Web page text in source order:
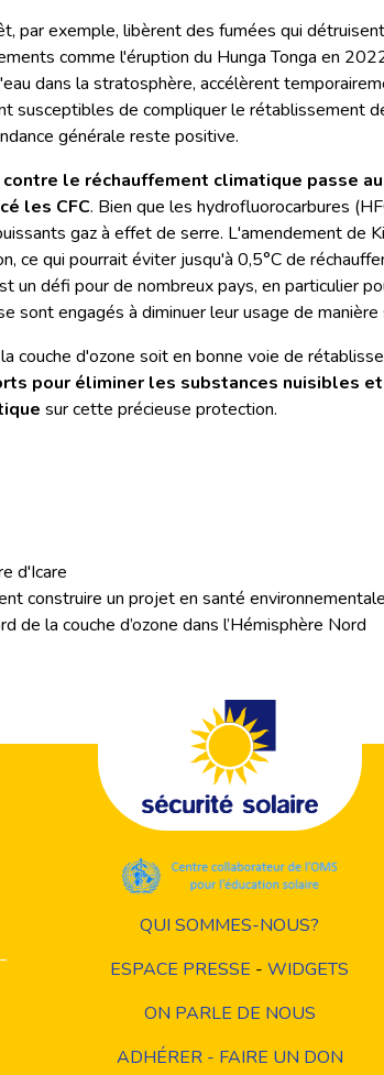
par exemple, libèrent des fumées qui
comme l'éruption du Hunga Tonga en
dans la stratosphère, accélèrent
susceptibles de compliquer le rétablissement
générale reste positive.
le réchauffement climatique passe
les CFC. Bien que les hydrofluorocarbures
gaz à effet de serre. L'amendement de
ce qui pourrait éviter jusqu'à 0,5°C de
un défi pour de nombreux pays, en particulier
sont engagés à diminuer leur usage de
couche d'ozone soit en bonne voie de
pour éliminer les substances nuisibles
sur cette précieuse protection.
d'Icare
construire un projet en santé
de la couche d’ozone dans l’Hémisphère Nord
QUI SOMMES-NOUS?
ESPACE PRESSE - WIDGETS
ON PARLE DE NOUS
ADHÉRER - FAIRE UN DON